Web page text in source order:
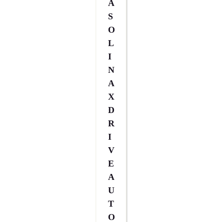
A
S
O
L
I
N
A
X
D
R
I
V
E
A
U
T
O